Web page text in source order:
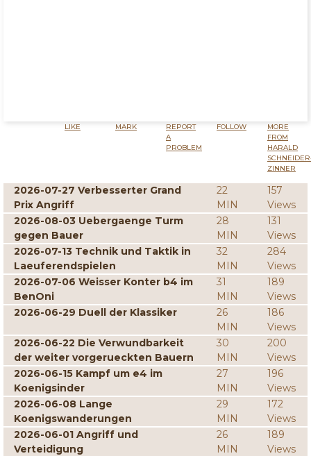
LIKE MARK
REPORT
A
PROBLEM
FOLLOW
MORE
FROM
HARALD
ZINNER
2026-07-27 Verbesserter Grand
Prix Angriff
22
MIN
157
Views
2026-08-03 Uebergaenge Turm
gegen Bauer
28
MIN
131
Views
2026-07-13 Technik und Taktik in
Laeuferendspielen
32
MIN
284
Views
2026-07-06 Weisser Konter b4 im
BenOni
31
MIN
189
Views
2026-06-29 Duell der Klassiker
26
MIN
186
Views
2026-06-22 Die Verwundbarkeit
der weiter vorgerueckten Bauern
30
MIN
200
Views
2026-06-15 Kampf um e4 im
Koenigsinder
27
MIN
196
Views
2026-06-08 Lange
Koenigswanderungen
29
MIN
172
Views
2026-06-01 Angriff und
Verteidigung
26
MIN
189
Views